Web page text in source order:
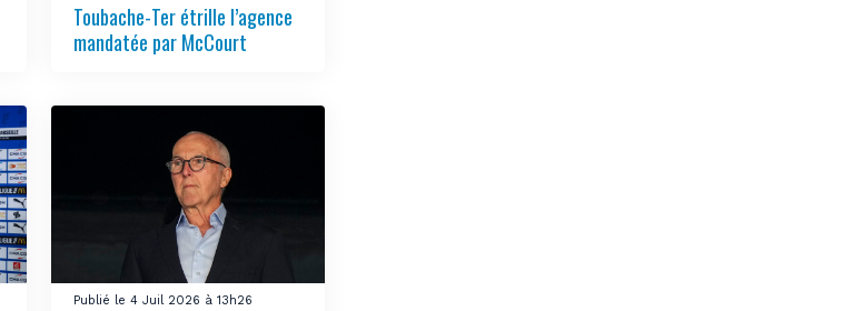
Toubache-Ter étrille l’agence
mandatée par McCourt
Publié le 4 Juil 2026 à 13h26